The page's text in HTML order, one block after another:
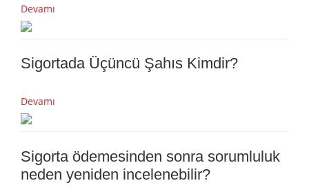
Devamı
Sigortada Üçüncü Şahıs Kimdir?
Devamı
Sigorta ödemesinden sonra sorumluluk
neden yeniden incelenebilir?